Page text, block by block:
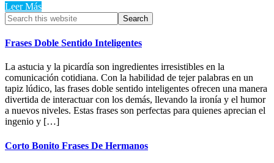
Leer Más
Primary
Sidebar
Search
this
website
Frases Doble Sentido Inteligentes
La astucia y la picardía son ingredientes irresistibles en la
comunicación cotidiana. Con la habilidad de tejer palabras en un
tapiz lúdico, las frases doble sentido inteligentes ofrecen una manera
divertida de interactuar con los demás, llevando la ironía y el humor
a nuevos niveles. Estas frases son perfectas para quienes aprecian el
ingenio y […]
Corto Bonito Frases De Hermanos